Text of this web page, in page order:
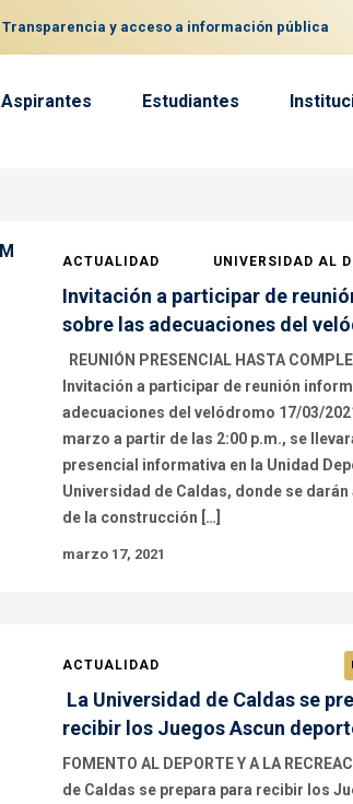
Transparencia y acceso a información pública
Aspirantes Estudiantes
ACTUALIDAD UNIVERSIDAD AL
Invitación a participar de
sobre las adecuaciones del
REUNIÓN PRESENCIAL HASTA
Invitación a participar de reunión
adecuaciones del velódromo 17/03/
marzo a partir de las 2:00 p.m., se
presencial informativa en la Unidad
Universidad de Caldas, donde se
de la construcción […]
marzo 17, 2021
ACTUALIDAD
La Universidad de Caldas se
recibir los Juegos Ascun
FOMENTO AL DEPORTE Y A LA
de Caldas se prepara para recibir los